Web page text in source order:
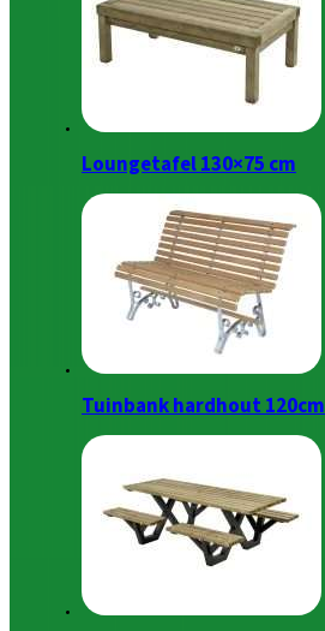
Loungetafel 130×75 cm
Tuinbank hardhout 120cm